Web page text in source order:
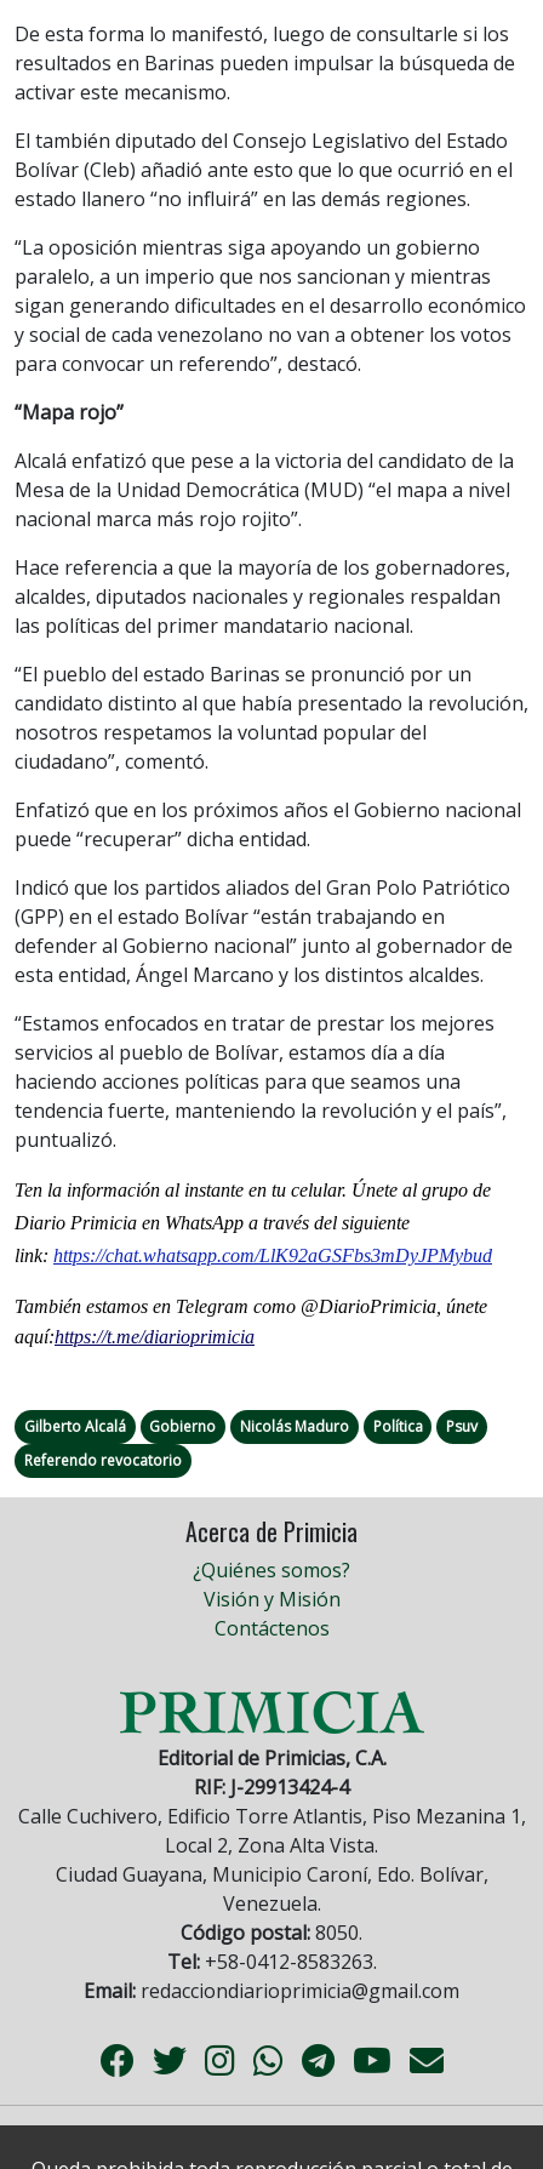
De esta forma lo manifestó, luego de consultarle si los
resultados en Barinas pueden impulsar la búsqueda de
activar este mecanismo.
El también diputado del Consejo Legislativo del Estado
Bolívar (Cleb) añadió ante esto que lo que ocurrió en el
estado llanero “no influirá” en las demás regiones.
“La oposición mientras siga apoyando un gobierno
paralelo, a un imperio que nos sancionan y mientras
sigan generando dificultades en el desarrollo económico
y social de cada venezolano no van a obtener los votos
para convocar un referendo”, destacó.
“Mapa rojo”
Alcalá enfatizó que pese a la victoria del candidato de la
Mesa de la Unidad Democrática (MUD) “el mapa a nivel
nacional marca más rojo rojito”.
Hace referencia a que la mayoría de los gobernadores,
alcaldes, diputados nacionales y regionales respaldan
las políticas del primer mandatario nacional.
“El pueblo del estado Barinas se pronunció por un
candidato distinto al que había presentado la revolución,
nosotros respetamos la voluntad popular del
ciudadano”, comentó.
Enfatizó que en los próximos años el Gobierno nacional
puede “recuperar” dicha entidad.
Indicó que los partidos aliados del Gran Polo Patriótico
(GPP) en el estado Bolívar “están trabajando en
defender al Gobierno nacional” junto al gobernador de
esta entidad, Ángel Marcano y los distintos alcaldes.
“Estamos enfocados en tratar de prestar los mejores
servicios al pueblo de Bolívar, estamos día a día
haciendo acciones políticas para que seamos una
tendencia fuerte, manteniendo la revolución y el país”,
puntualizó.
Ten la información al instante en tu celular. Únete al grupo de
Diario Primicia en WhatsApp a través del siguiente
link: https://chat.whatsapp.com/LlK92aGSFbs3mDyJPMybud
También estamos en Telegram como @DiarioPrimicia, únete
aquí:https://t.me/diarioprimicia
Gilberto Alcalá Gobierno Nicolás Maduro Política
Psuv
Referendo revocatorio
Acerca de Primicia
¿Quiénes somos?
Visión y Misión
Contáctenos
Editorial de Primicias, C.A.
RIF: J-29913424-4
Calle Cuchivero, Edificio Torre Atlantis, Piso Mezanina 1,
Local 2, Zona Alta Vista.
Ciudad Guayana, Municipio Caroní, Edo. Bolívar,
Venezuela.
Código postal:8050.
Tel:+58-0412-8583263.
Email: redacciondiarioprimicia@gmail.com